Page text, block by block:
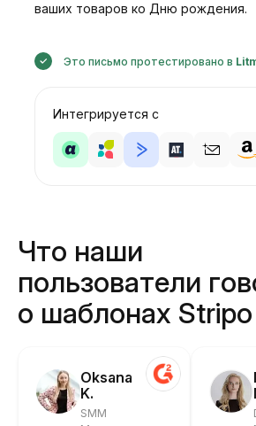
ваших товаров ко Дню рождения.
Это письмо протестировано в
Интегрируется с
Что наши
пользователи
о шаблонах Stripo
Oksana
K.
SMM